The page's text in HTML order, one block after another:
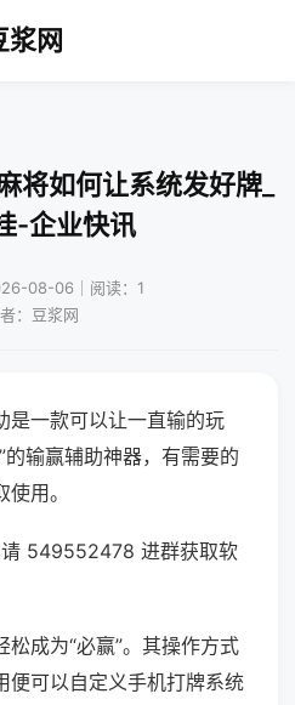
浆网
将如何让系统发好牌_
-企业快讯
08-06｜阅读：1
：豆浆网
是一款可以让一直输的玩
的输赢辅助神器，有需要的
用。
549552478 进群获取软
成为“必赢”。其操作方式
便可以自定义手机打牌系统